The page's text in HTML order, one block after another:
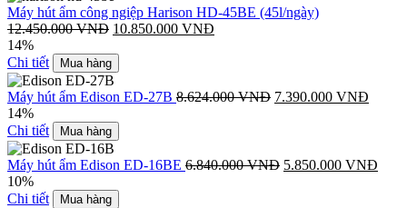
Máy hút ẩm công ngiệp Harison HD-45BE (45l/ngày)
12.450.000VNĐ 10.850.000 VNĐ
14%
Chi tiết
Mua hàng
Máy hút ẩm Edison ED-27B 8.624.000VNĐ 7.390.000 VNĐ
14%
Chi tiết
Mua hàng
Máy hút ẩm Edison ED-16BE 6.840.000VNĐ 5.850.000 VNĐ
10%
Chi tiết
Mua hàng